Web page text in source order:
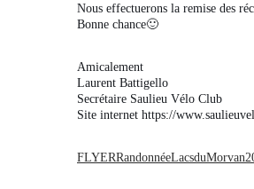
Nous effectuerons la remise des
Bonne chance🙂
Amicalement
Laurent Battigello
Secrétaire Saulieu Vélo Club
Site internet https://